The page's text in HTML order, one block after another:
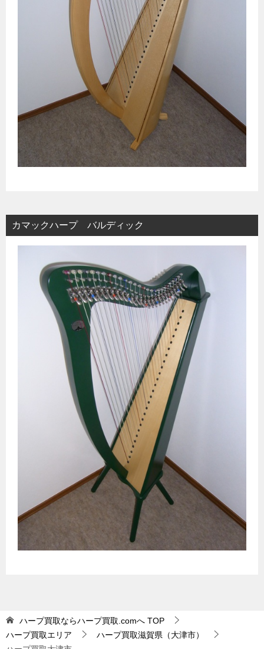
カマックハープ バルディック
ハープ買取ならハープ買取.comへ TOP
ハープ買取エリア
ハープ買取滋賀県（大津市）